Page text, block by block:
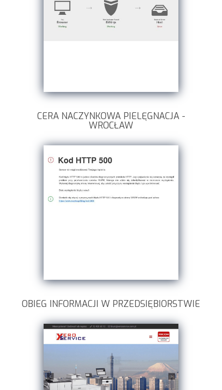
CERA NACZYNKOWA PIELĘGNACJA -
WROCŁAW
OBIEG INFORMACJI W PRZEDSIĘBIORSTWIE